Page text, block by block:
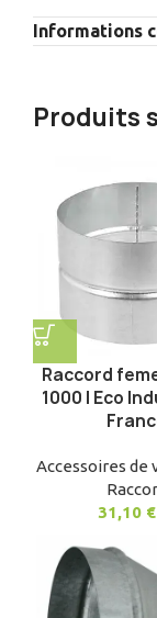
Informations
Produits
Raccord
1000 | Eco
Accessoires
31,10 €